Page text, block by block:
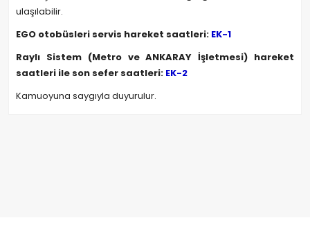
ulaşılabilir.
EGO otobüsleri servis hareket saatleri: EK-1
Raylı Sistem (Metro ve ANKARAY İşletmesi) hareket
saatleri ile son sefer saatleri: EK-2
Kamuoyuna saygıyla duyurulur.